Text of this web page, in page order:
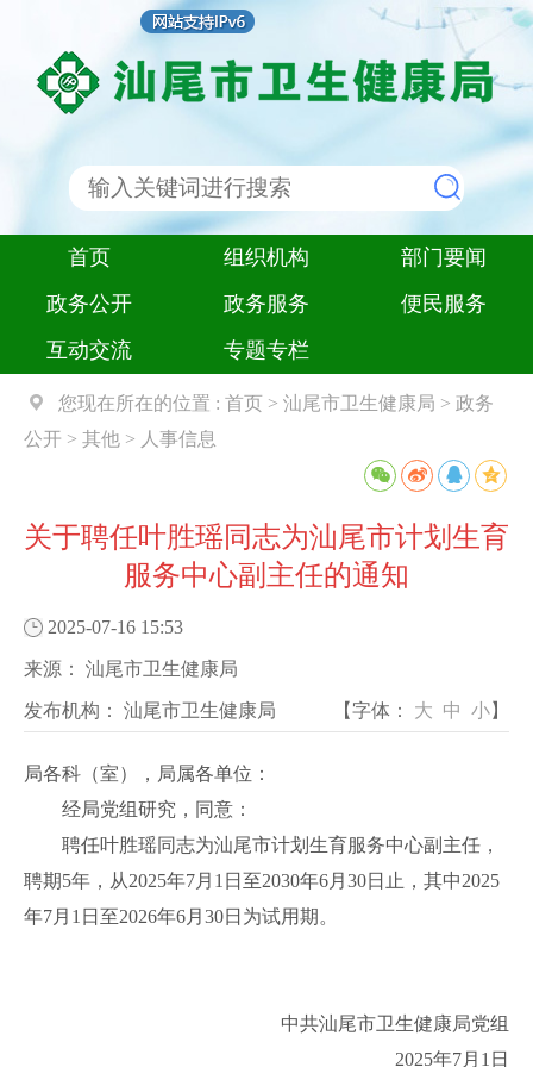
首页 组织机构
部门要闻
政务公开
政务服务
便民服务
互动交流
专题专栏
您现在所在的位置 : 首页 > 汕尾市卫生健康局 > 政务
公开 > 其他 > 人事信息
关于聘任叶胜瑶同志为汕尾市计划生育
服务中心副主任的通知
2025-07-16 15:53
来源： 汕尾市卫生健康局
发布机构： 汕尾市卫生健康局 【字体： 大 中 小】
局各科（室），局属各单位：
经局党组研究，同意：
聘任叶胜瑶同志为汕尾市计划生育服务中心副主任，
聘期5年，从2025年7月1日至2030年6月30日止，其中2025
年7月1日至2026年6月30日为试用期。
中共汕尾市卫生健康局党组
2025年7月1日